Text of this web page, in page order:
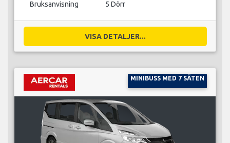
Bruksanvisning 5 Dörr
VISA DETALJER...
MINIBUSS MED 7 SÄTEN